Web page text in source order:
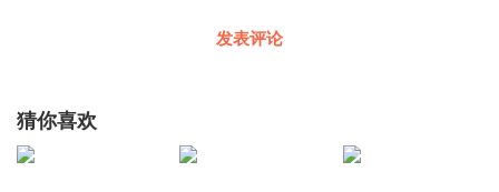
发表评论
猜你喜欢